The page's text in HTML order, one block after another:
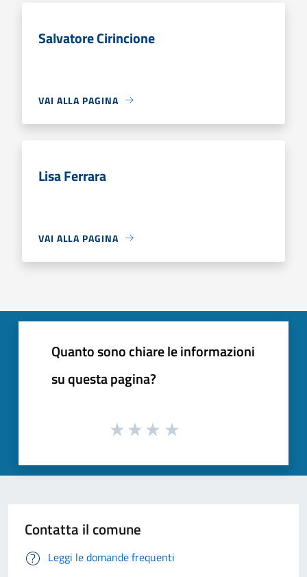
Salvatore Cirincione
VAI ALLA PAGINA
Lisa Ferrara
VAI ALLA PAGINA
Quanto sono chiare le informazioni
su questa pagina?
Contatta il comune
Leggi le domande frequenti